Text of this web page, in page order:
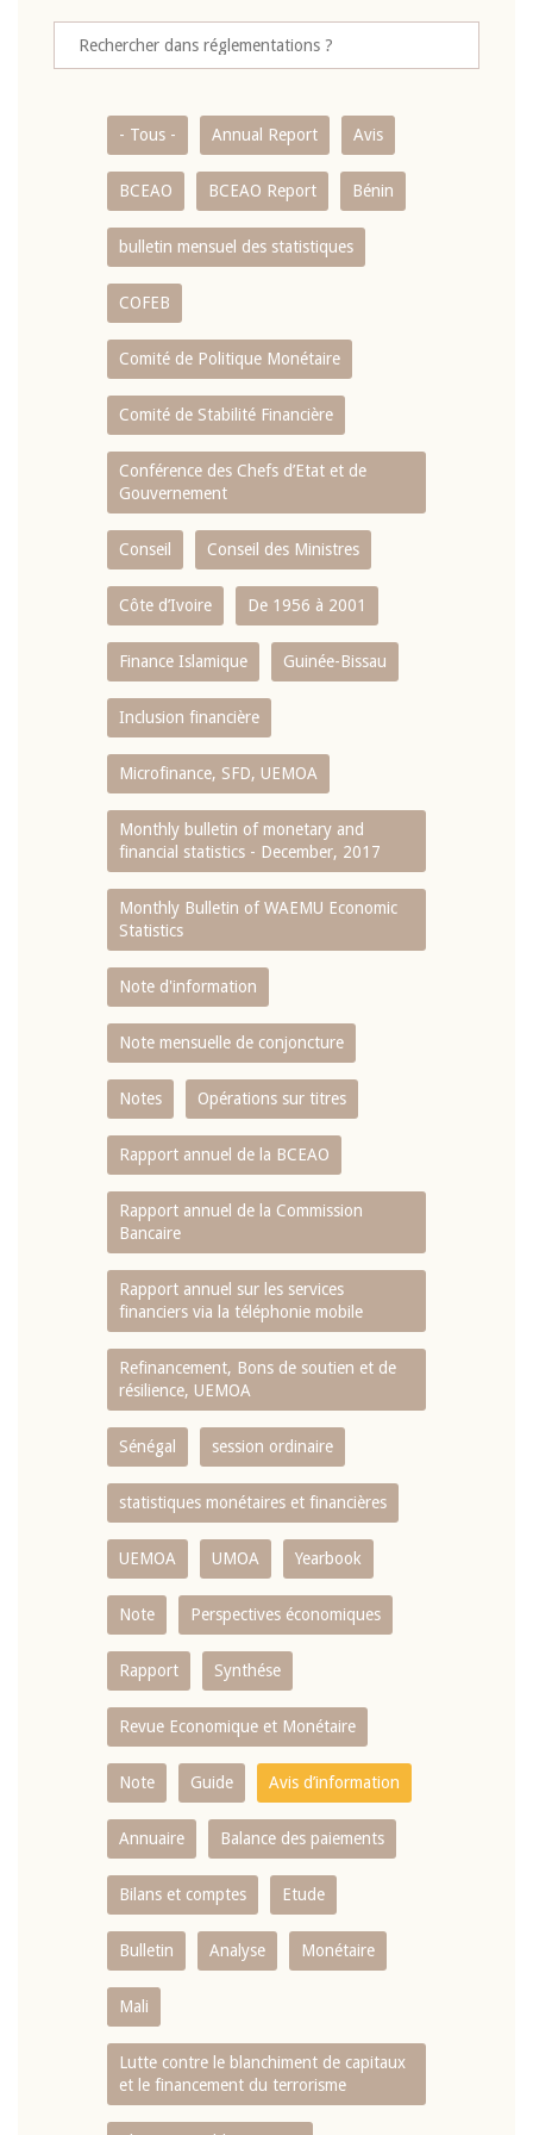
- Tous - Annual Report Avis
BCEAO BCEAO Report Bénin
bulletin mensuel des statistiques
COFEB
Comité de Politique Monétaire
Comité de Stabilité Financière
Conférence des Chefs d’Etat et de
Gouvernement
Conseil Conseil des Ministres
Côte d’Ivoire De 1956 à 2001
Finance Islamique Guinée-Bissau
Inclusion financière
Microfinance, SFD, UEMOA
Monthly bulletin of monetary and
financial statistics - December, 2017
Monthly Bulletin of WAEMU Economic
Statistics
Note d'information
Note mensuelle de conjoncture
Notes Opérations sur titres
Rapport annuel de la BCEAO
Rapport annuel de la Commission
Bancaire
Rapport annuel sur les services
financiers via la téléphonie mobile
Refinancement, Bons de soutien et de
résilience, UEMOA
Sénégal session ordinaire
statistiques monétaires et financières
UEMOA UMOA Yearbook
Note Perspectives économiques
Rapport Synthése
Revue Economique et Monétaire
Note Guide Avis d’information
Annuaire Balance des paiements
Bilans et comptes Etude
Bulletin Analyse Monétaire
Mali
Lutte contre le blanchiment de capitaux
et le financement du terrorisme